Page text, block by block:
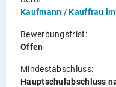
Kaufmann / Kauffrau
Bewerbungsfrist:
Offen
Mindestabschluss:
Hauptschulabschluss